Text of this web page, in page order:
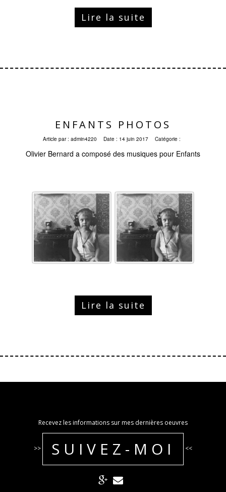
Lire la suite
ENFANTS PHOTOS
Article par : admin4220 Date : 14 juin 2017 Catégorie :
Olivier Bernard a composé des musiques pour Enfants
Lire la suite
Recevez les informations sur mes dernières oeuvres
>> SUIVEZ-MOI <<